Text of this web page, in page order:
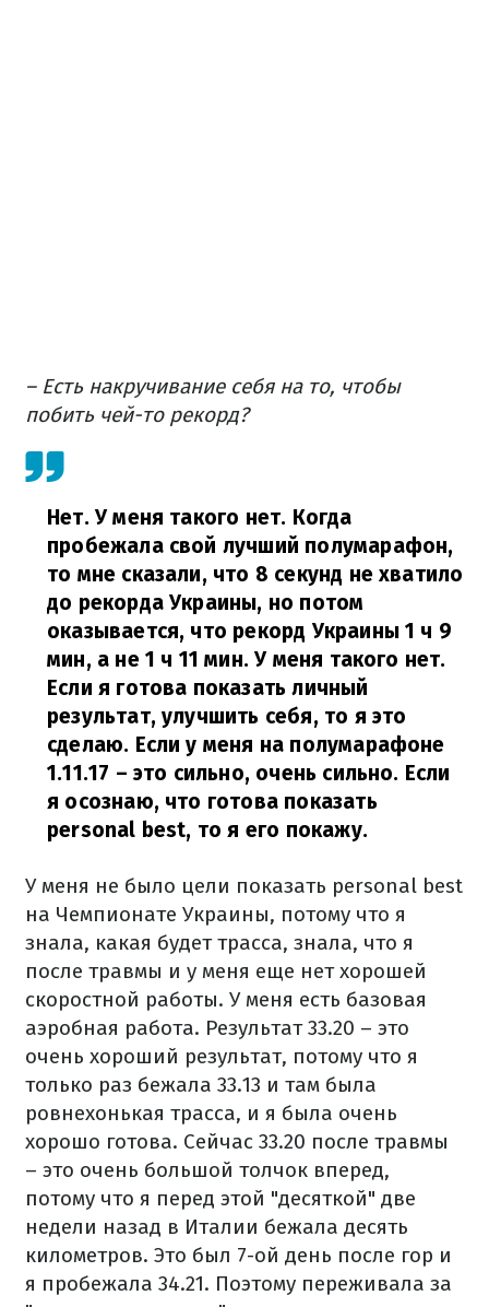
– Есть накручивание себя на то, чтобы
побить чей-то рекорд?
Нет. У меня такого нет. Когда
пробежала свой лучший полумарафон,
то мне сказали, что 8 секунд не хватило
до рекорда Украины, но потом
оказывается, что рекорд Украины 1 ч 9
мин, а не 1 ч 11 мин. У меня такого нет.
Если я готова показать личный
результат, улучшить себя, то я это
сделаю. Если у меня на полумарафоне
1.11.17 – это сильно, очень сильно. Если
я осознаю, что готова показать
personal best, то я его покажу.
У меня не было цели показать personal best
на Чемпионате Украины, потому что я
знала, какая будет трасса, знала, что я
после травмы и у меня еще нет хорошей
скоростной работы. У меня есть базовая
аэробная работа. Результат 33.20 – это
очень хороший результат, потому что я
только раз бежала 33.13 и там была
ровнехонькая трасса, и я была очень
хорошо готова. Сейчас 33.20 после травмы
– это очень большой толчок вперед,
потому что я перед этой "десяткой" две
недели назад в Италии бежала десять
километров. Это был 7-ой день после гор и
я пробежала 34.21. Поэтому переживала за